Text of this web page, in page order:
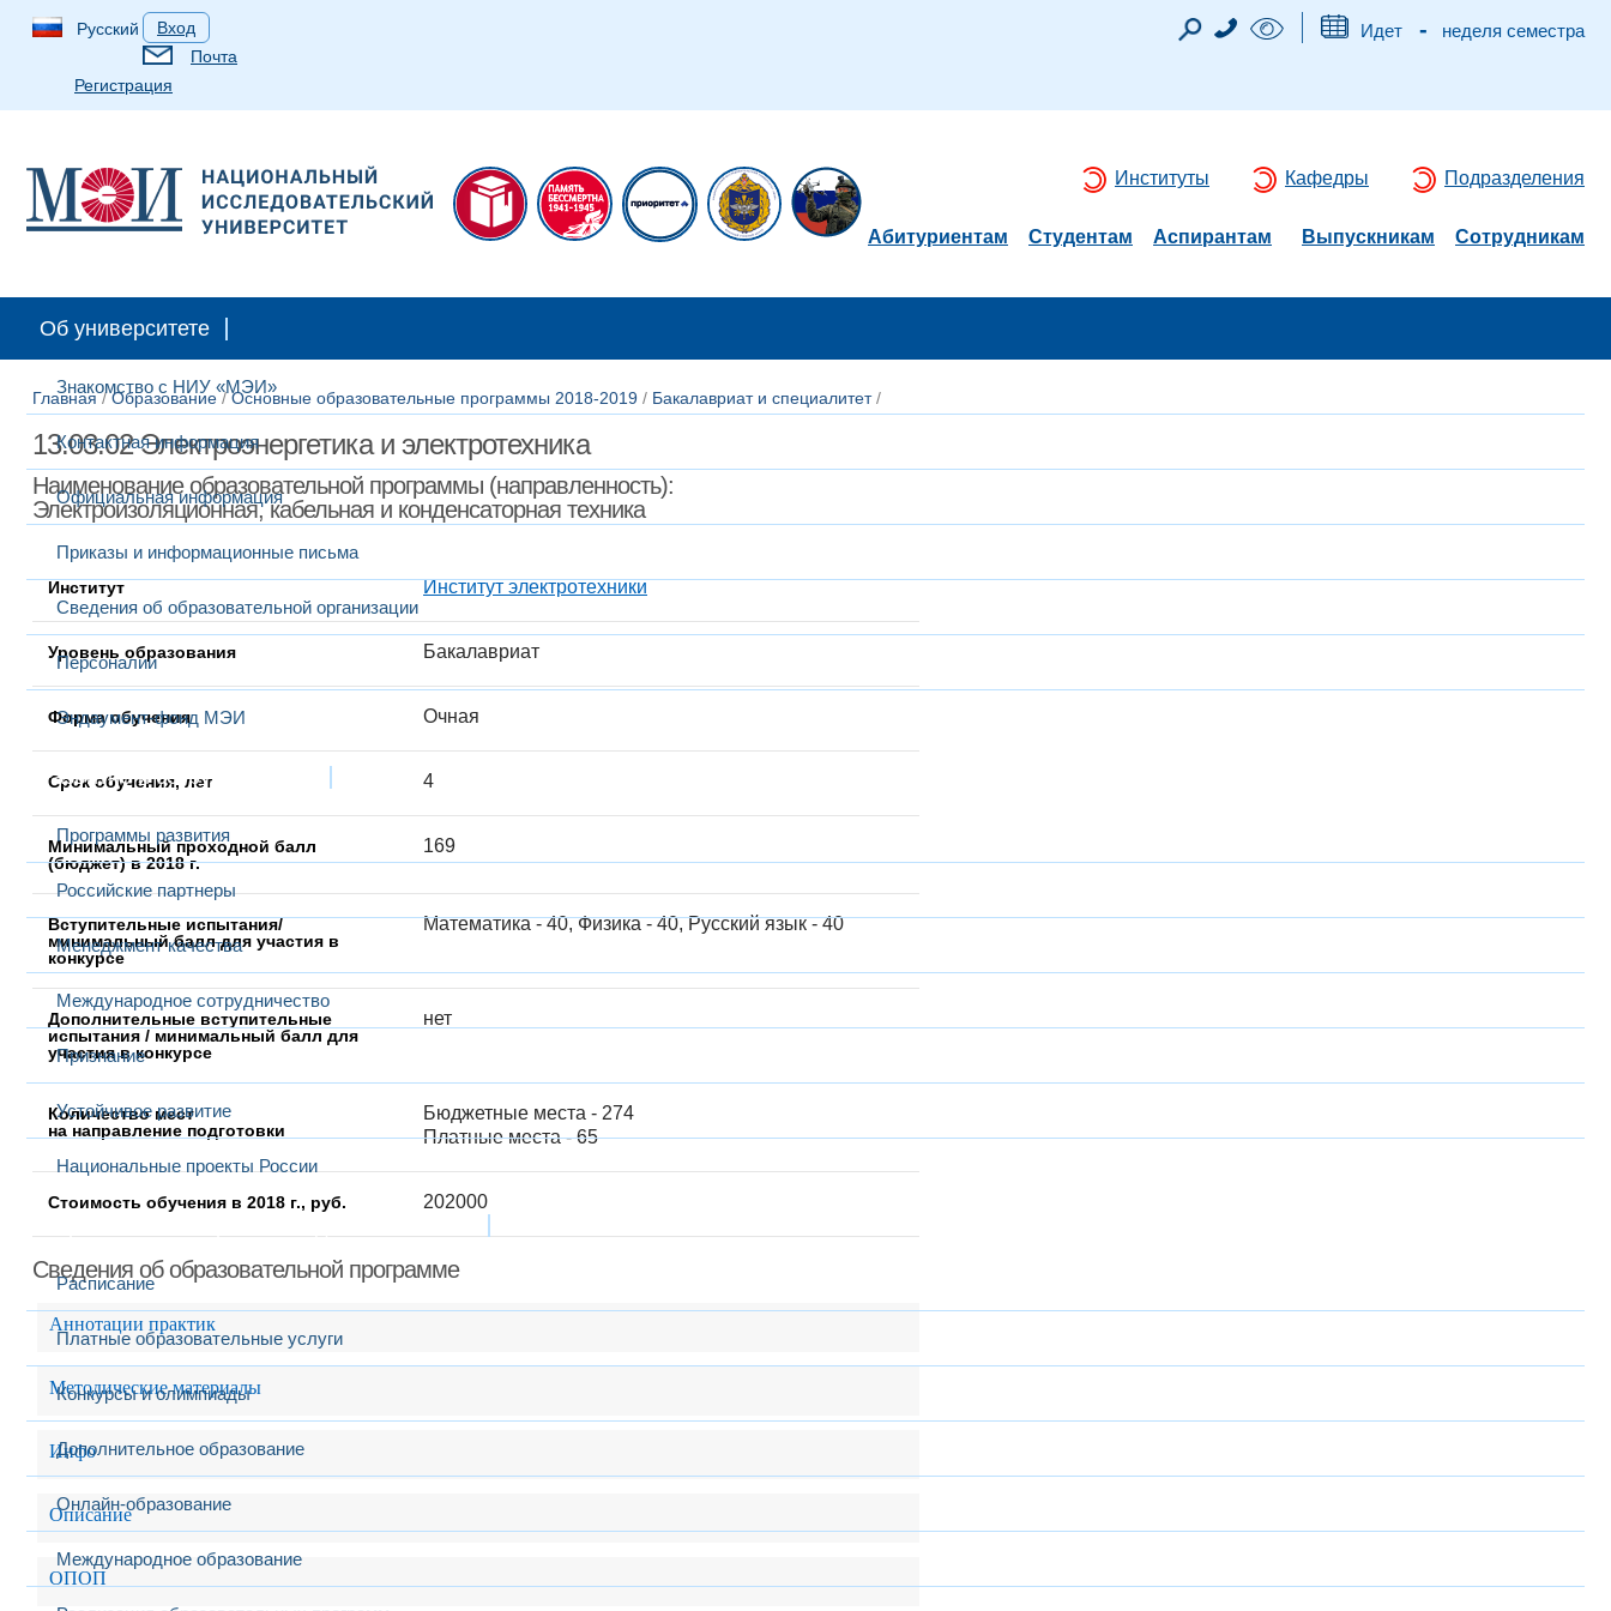
Русский
Вход
Почта
Регистрация
Идет - неделя семестра
Институты Кафедры Подразделения
Абитуриентам Студентам Аспирантам Выпускникам Сотрудникам
Об университете
Знакомство с НИУ «МЭИ»
Контактная информация
Официальная информация
Приказы и информационные письма
Сведения об образовательной организации
Персоналии
Эндаумент-фонд МЭИ
Развитие и сотрудничество
Программы развития
Российские партнеры
Менеджмент качества
Международное сотрудничество
Признание
Устойчивое развитие
Национальные проекты России
Расписание
Платные образовательные услуги
Конкурсы и олимпиады
Дополнительное образование
Онлайн-образование
Международное образование
Главная/Образование/Основные образовательные программы 2018-2019 / Бакалавриат и специалитет/
13.03.02 Электроэнергетика и электротехника
Наименование образовательной программы (направленность):
Электроизоляционная, кабельная и конденсаторная техника
Институт Институт электротехники
Уровень образования Бакалавриат
Форма обучения Очная
Срок обучения, лет 4
Минимальный проходной балл
(бюджет) в 2018 г.
169
Вступительные испытания/
минимальный балл для участия в
конкурсе
Математика - 40, Физика - 40, Русский язык - 40
Дополнительные вступительные
испытания / минимальный балл для
участия в конкурсе
нет
Количество мест
на направление подготовки
Бюджетные места - 274
Платные места - 65
Стоимость обучения в 2018 г., руб. 202000
Сведения об образовательной программе
Аннотации практик
Методические материалы
Инфо
Описание
ОПОП